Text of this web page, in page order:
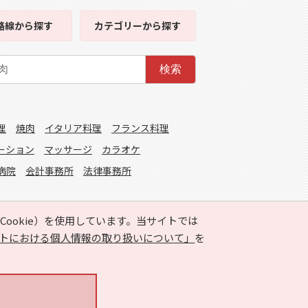
）を使用しています。当サイトでは
における個人情報の取り扱いについて」 を
線から探す カテゴリーから探す
検索
焼肉 イタリア料理
フランス料理
ション マッサージ
カラオケ
院 会計事務所 法律事務所